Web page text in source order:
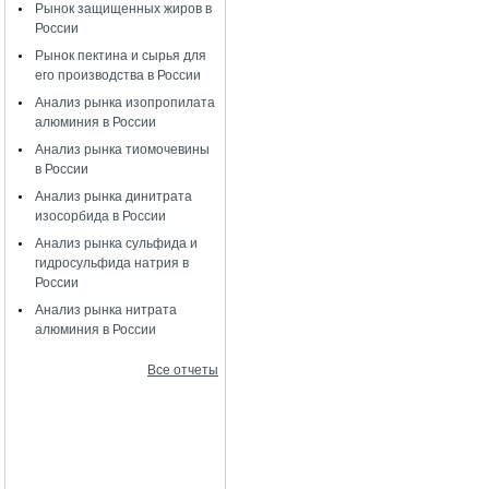
Рынок защищенных жиров в
России
Рынок пектина и сырья для
его производства в России
Анализ рынка изопропилата
алюминия в России
Анализ рынка тиомочевины
в России
Анализ рынка динитрата
изосорбида в России
Анализ рынка сульфида и
гидросульфида натрия в
России
Анализ рынка нитрата
алюминия в России
Все отчеты